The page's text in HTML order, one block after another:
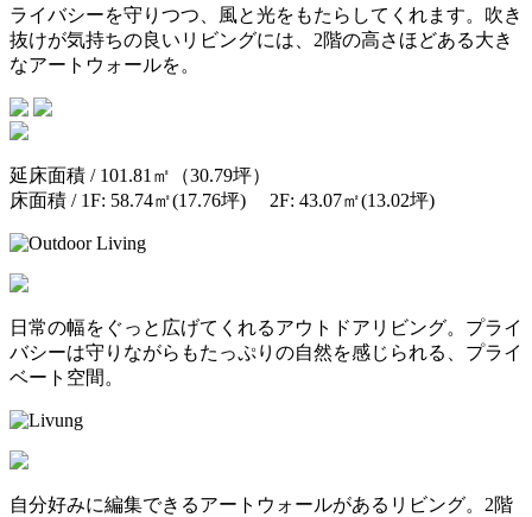
ライバシーを守りつつ、風と光をもたらしてくれます。吹き
抜けが気持ちの良いリビングには、2階の高さほどある大き
なアートウォールを。
延床面積 / 101.81㎡（30.79坪）
床面積 / 1F: 58.74㎡(17.76坪) 2F: 43.07㎡(13.02坪)
日常の幅をぐっと広げてくれるアウトドアリビング。プライ
バシーは守りながらもたっぷりの自然を感じられる、プライ
ベート空間。
自分好みに編集できるアートウォールがあるリビング。2階